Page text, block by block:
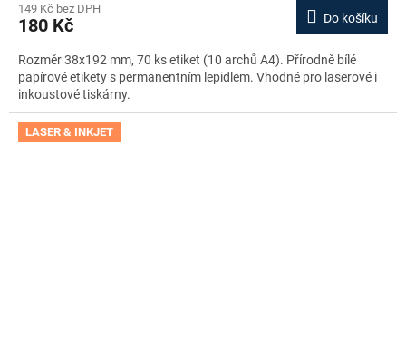
149 Kč bez DPH
180 Kč Do košíku
Rozměr 38x192 mm, 70 ks etiket (10 archů A4). Přírodně bílé
papírové etikety s permanentním lepidlem. Vhodné pro laserové i
inkoustové tiskárny.
LASER & INKJET